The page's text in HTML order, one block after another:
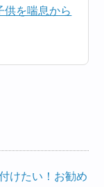
供を喘息から
けたい！お勧め